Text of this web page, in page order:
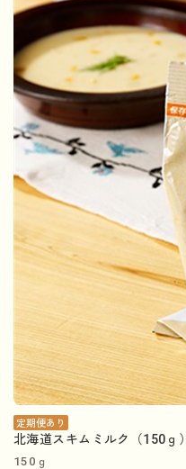
定期便あり
北海道スキムミルク（150ｇ）
150ｇ